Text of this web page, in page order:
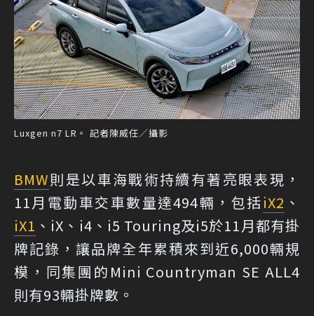
Luxgen n7 LR。 記者陳威任／攝影
BMW則是以車海戰術持續有著亮眼表現，
11月電動車交車數量達494輛，包括iX2 、
iX1 、iX、i4、i5 Touring及i5於11月都有掛
牌記錄，讓品牌全年累積來到近6,000輛規
模，同集團的Mini Countryman SE ALL4
則有93輛掛牌數。